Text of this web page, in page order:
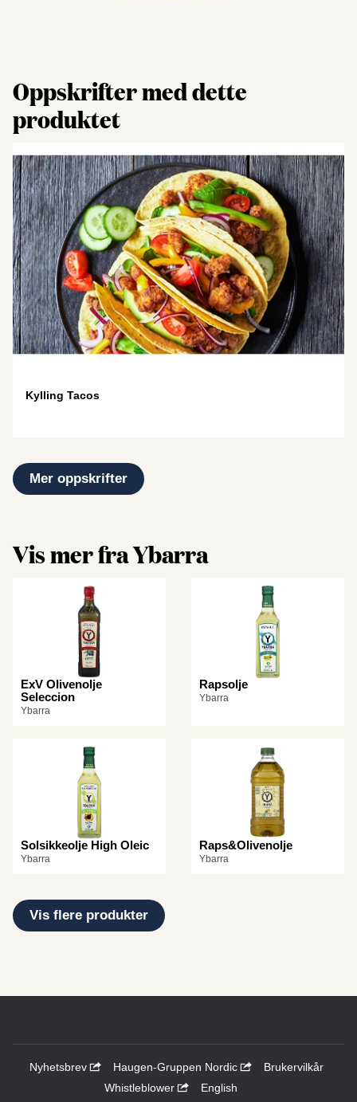
Oppskrifter med dette
produktet
Kylling Tacos
Mer oppskrifter
Vis mer fra Ybarra
ExV Olivenolje
Seleccion
Ybarra
Rapsolje
Ybarra
Solsikkeolje High Oleic
Ybarra
Raps&Olivenolje
Ybarra
Vis flere produkter
Nyhetsbrev Haugen-Gruppen Nordic
Brukervilkår
Whistleblower
English